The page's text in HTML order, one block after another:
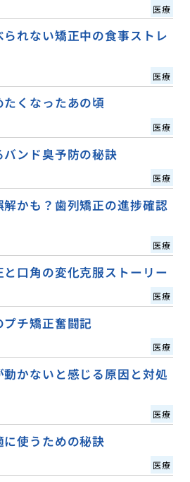
医療
れない矯正中の食事ストレ
医療
くなったあの頃
医療
ンド臭予防の秘訣
医療
解かも？歯列矯正の進捗確認
医療
口角の変化克服ストーリー
医療
チ矯正奮闘記
医療
かないと感じる原因と対処
医療
使うための秘訣
医療